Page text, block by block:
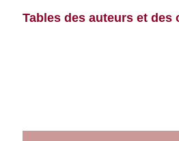
Tables des auteurs et